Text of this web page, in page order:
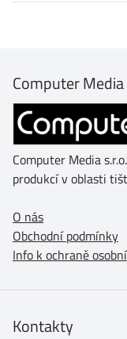
Computer Media
Computer Media
produkcí v oblasti
O nás
Obchodní podmínky
Info k ochraně
Kontakty